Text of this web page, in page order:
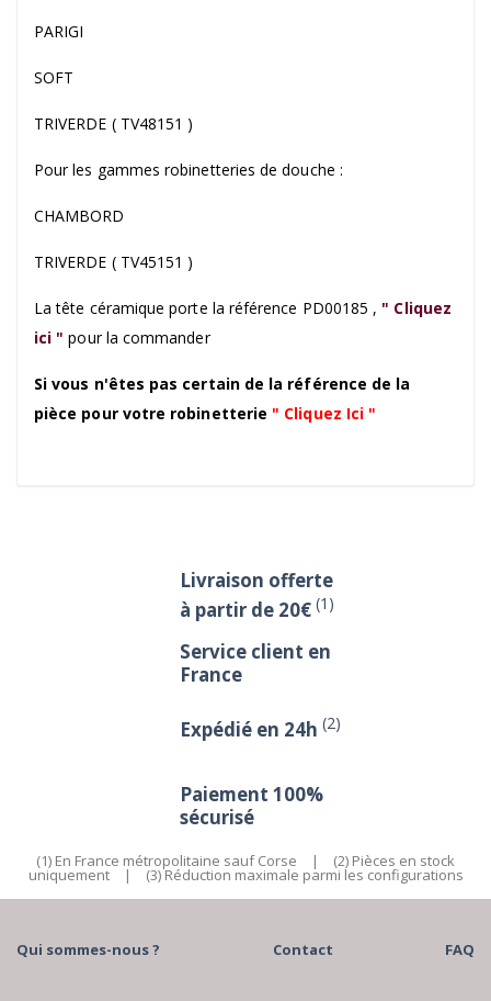
PARIGI
SOFT
TRIVERDE ( TV48151 )
Pour les gammes robinetteries de douche :
CHAMBORD
TRIVERDE ( TV45151 )
La tête céramique porte la référence PD00185 , " Cliquez
ici " pour la commander
Si vous n'êtes pas certain de la référence de la
pièce pour votre robinetterie " Cliquez Ici "
Livraison offerte
à partir de 20€ (1)
Service client en
France
Expédié en 24h (2)
Paiement 100%
sécurisé
(1) En France métropolitaine sauf Corse | (2) Pièces en stock
uniquement | (3) Réduction maximale parmi les configurations
Qui sommes-nous ? Contact FAQ